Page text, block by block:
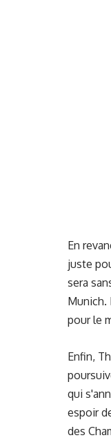
En
juste
sera
Munich.
pour le
Enfin,
qui
espoir
des